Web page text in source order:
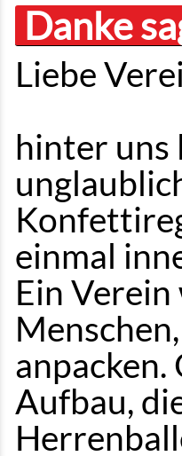
Danke
Liebe
hinter uns
einmal
Ein
anpacken.
Aufbau,